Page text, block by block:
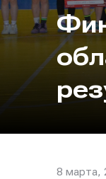
8 марта,